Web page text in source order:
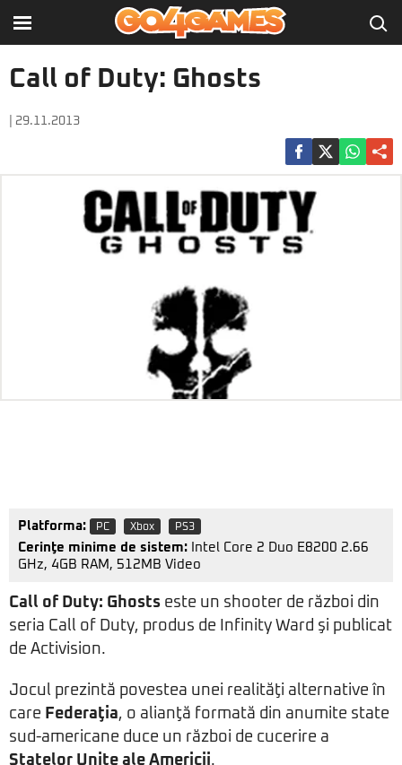
Call of Duty: Ghosts
| 29.11.2013
Platforma: PC Xbox PS3
Cerinţe minime de sistem: Intel Core 2 Duo E8200 2.66
GHz, 4GB RAM, 512MB Video
Call of Duty: Ghosts este un shooter de război din
seria Call of Duty, produs de Infinity Ward şi publicat
de Activision.
Jocul prezintă povestea unei realităţi alternative în
care Federaţia, o alianţă formată din anumite state
sud-americane duce un război de cucerire a
Statelor Unite ale Americii.